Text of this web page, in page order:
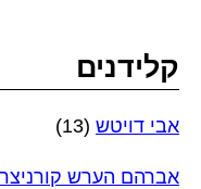
קלידנים
אבי דויטש (13)
אברהם הערש קורניצר